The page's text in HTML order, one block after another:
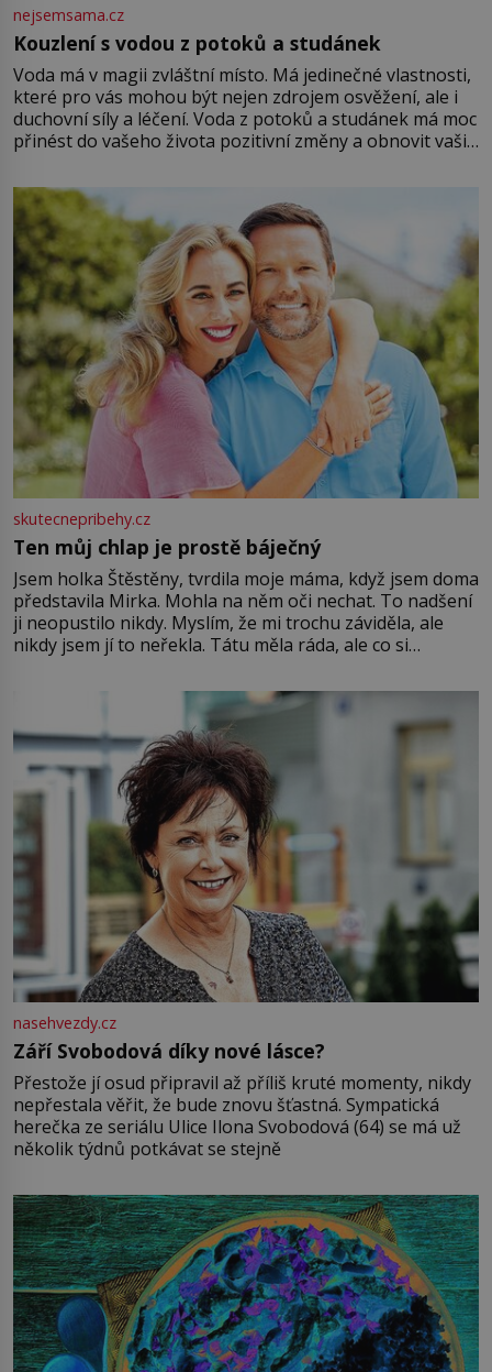
nejsemsama.cz
Kouzlení s vodou z potoků a studánek
Voda má v magii zvláštní místo. Má jedinečné vlastnosti,
které pro vás mohou být nejen zdrojem osvěžení, ale i
duchovní síly a léčení. Voda z potoků a studánek má moc
přinést do vašeho života pozitivní změny a obnovit vaši
můžete obohatit své rituály a přinést do svého života
větší harmonii a klid. Je důležité
skutecnepribehy.cz
Ten můj chlap je prostě báječný
Jsem holka Štěstěny, tvrdila moje máma, když jsem doma
představila Mirka. Mohla na něm oči nechat. To nadšení
ji neopustilo nikdy. Myslím, že mi trochu záviděla, ale
nikdy jsem jí to neřekla. Tátu měla ráda, ale co si
Jsme spolu moc rádi Tehdy byla jiná doba, když
nasehvezdy.cz
Září Svobodová díky nové lásce?
Přestože jí osud připravil až příliš kruté momenty, nikdy
nepřestala věřit, že bude znovu šťastná. Sympatická
herečka ze seriálu Ulice Ilona Svobodová (64) se má už
několik týdnů potkávat se stejně